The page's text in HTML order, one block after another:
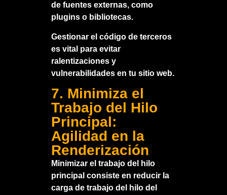
de fuentes externas, como
plugins o bibliotecas.
Gestionar el código de terceros
es vital para evitar
ralentizaciones y
vulnerabilidades en tu sitio web.
7. Minimiza el
Trabajo del Hilo
Principal:
Agilidad en la
Renderización
Minimizar el trabajo del hilo
principal consiste en reducir la
carga de trabajo del hilo del